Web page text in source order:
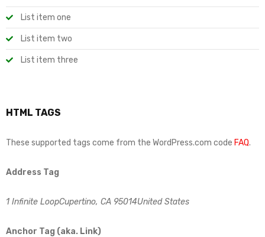
List item one
List item two
List item three
HTML TAGS
These supported tags come from the WordPress.com code FAQ.
Address Tag
1 Infinite LoopCupertino, CA 95014United States
Anchor Tag (aka. Link)